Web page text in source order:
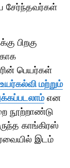
சேர்ந்தவர்கள்
பிறகு
பெயர்கள்
உயர்கல்வி மற்றும்
என
நூற்றாண்டு
காங்கிரஸ்
இடம்